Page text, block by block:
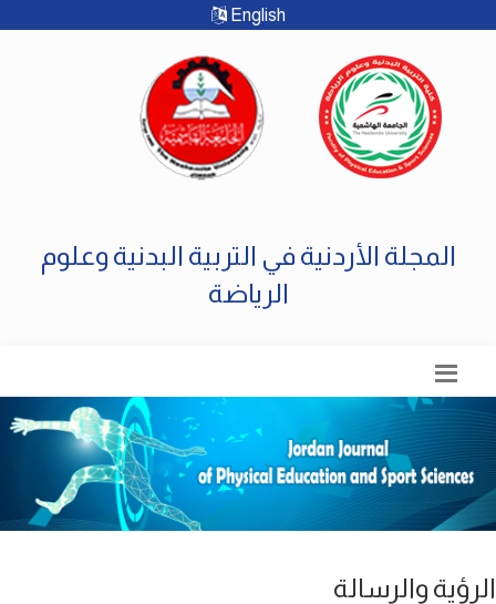
English
المجلة الأردنية في التربية البدنية وعلوم
الرياضة
الرؤية والرسالة